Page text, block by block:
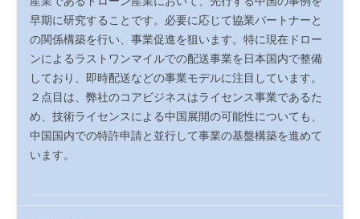
早期に研究することです。必要に応じて協業パートナーと
の関係構築を行い、事業促進を狙います。特に現在ドロー
ンによるラストワンマイルでの配送事業を日本国内で整備
しており、即時配送などの事業モデルに注目しています。
２点目は、弊社のコアビジネスはライセンス事業であるた
め、技術ライセンスによる中国展開の可能性についても、
中国国内での特許申請と並行して事業の基盤構築を進めて
います。